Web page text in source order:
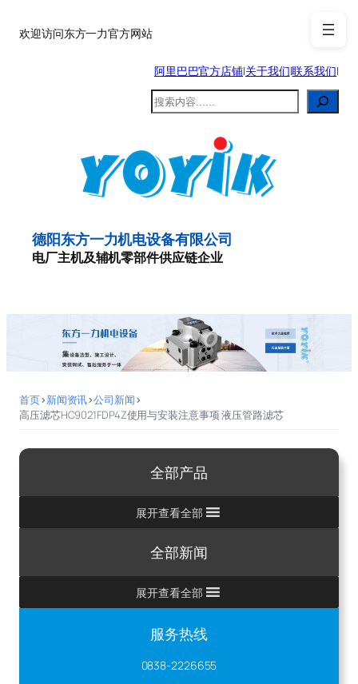
至欢迎访问东方一力官方网站
阿里巴巴官方店铺|关于我们|联系我们|
搜
索
德阳东方一力机电设备有限公司
电厂主机及辅机零部件供应链企业
首页>新闻资讯>公司新闻>
高压滤芯HC9021FDP4Z使用与安装注意事项 液压管路滤芯
全部产品
展开查看全部
全部新闻
展开查看全部
服务热线
0838-2226655